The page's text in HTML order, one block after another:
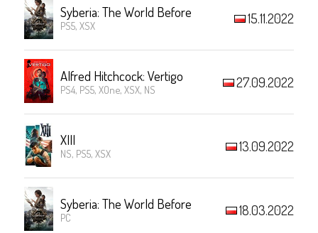
Syberia: The World Before
PS5, XSX 15.11.2022
Alfred Hitchcock: Vertigo
PS4, PS5, XOne, XSX, NS 27.09.2022
XIII
NS, PS5, XSX 13.09.2022
Syberia: The World Before
PC 18.03.2022